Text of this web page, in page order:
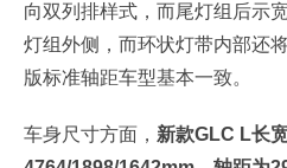
向双列排样式，而尾灯组后示
灯组外侧，而环状灯带内部还
版标准轴距车型基本一致。
车身尺寸方面， 新款GLC L长